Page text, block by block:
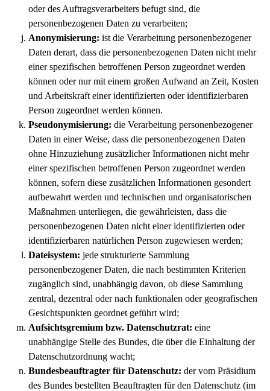
oder des Auftragsverarbeiters befugt sind, die
personenbezogenen Daten zu verarbeiten;
Anonymisierung: ist die Verarbeitung personenbezogener
Daten derart, dass die personenbezogenen Daten nicht mehr
einer spezifischen betroffenen Person zugeordnet werden
können oder nur mit einem großen Aufwand an Zeit, Kosten
und Arbeitskraft einer identifizierten oder identifizierbaren
Person zugeordnet werden können.
Pseudonymisierung: die Verarbeitung personenbezogener
Daten in einer Weise, dass die personenbezogenen Daten
ohne Hinzuziehung zusätzlicher Informationen nicht mehr
einer spezifischen betroffenen Person zugeordnet werden
können, sofern diese zusätzlichen Informationen gesondert
aufbewahrt werden und technischen und organisatorischen
Maßnahmen unterliegen, die gewährleisten, dass die
personenbezogenen Daten nicht einer identifizierten oder
identifizierbaren natürlichen Person zugewiesen werden;
Dateisystem: jede strukturierte Sammlung
personenbezogener Daten, die nach bestimmten Kriterien
zugänglich sind, unabhängig davon, ob diese Sammlung
zentral, dezentral oder nach funktionalen oder geografischen
Gesichtspunkten geordnet geführt wird;
Aufsichtsgremium bzw. Datenschutzrat: eine
unabhängige Stelle des Bundes, die über die Einhaltung der
Datenschutzordnung wacht;
Bundesbeauftragter für Datenschutz: der vom Präsidium
des Bundes bestellten Beauftragten für den Datenschutz (im